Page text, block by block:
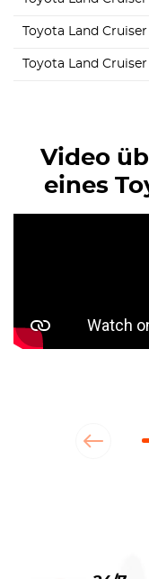
Toyota Land
Toyota Land
Video
eines